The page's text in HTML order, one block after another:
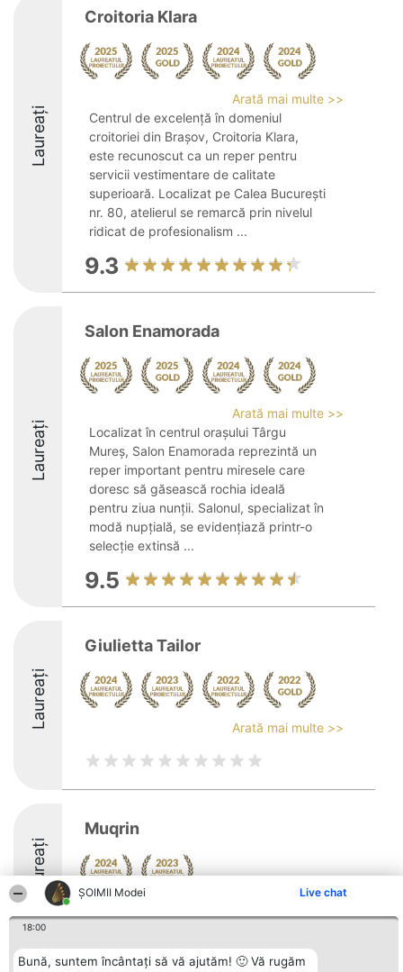
ȘOIMII Modei Live chat
18:00
Bună, suntem încântați să vă ajutăm! 🙂 Vă rugăm
Laureați
Croitoria Klara
Arată mai multe >>
Centrul de excelență în domeniul
croitoriei din Brașov, Croitoria Klara,
este recunoscut ca un reper pentru
servicii vestimentare de calitate
superioară. Localizat pe Calea București
nr. 80, atelierul se remarcă prin nivelul
ridicat de profesionalism ...
9.3
Laureați
Salon Enamorada
Arată mai multe >>
Localizat în centrul orașului Târgu
Mureș, Salon Enamorada reprezintă un
reper important pentru miresele care
doresc să găsească rochia ideală
pentru ziua nunții. Salonul, specializat în
modă nupțială, se evidențiază printr-o
selecție extinsă ...
9.5
Laureați
Giulietta Tailor
Arată mai multe >>
Laureați
Muqrin